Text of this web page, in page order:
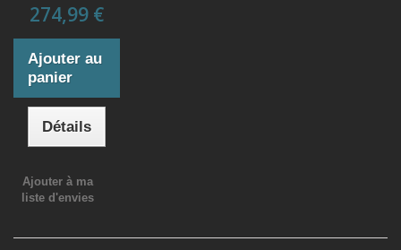
274,99 €
Ajouter au
panier
Détails
Ajouter à ma
liste d'envies